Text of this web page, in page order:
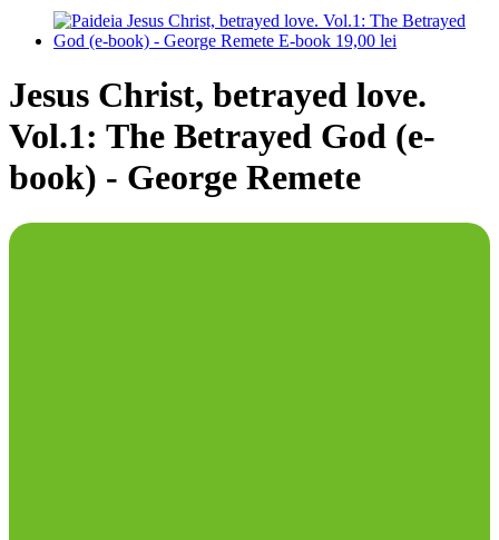
Jesus Christ, betrayed love.
Vol.1: The Betrayed God (e-
book) - George Remete